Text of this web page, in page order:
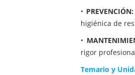
• PREVENCIÓN:
higiénica de
•
rigor
Temario y